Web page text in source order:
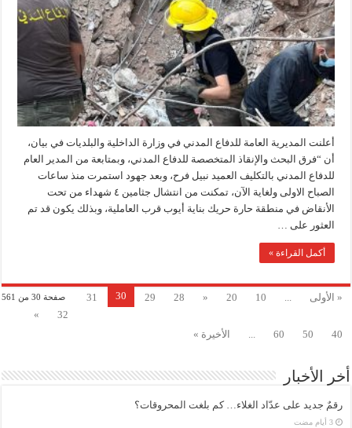
أعلنت المديرية العامة للدفاع المدني في وزارة الداخلية والبلديات في بيان،
أن “فرق البحث والإنقاذ المتخصصة للدفاع المدني، وبمتابعة من المدير العام
للدفاع المدني بالتكليف العميد نبيل فرح، وبعد جهود استمرت منذ ساعات
الصباح الاولى ولغاية الآن، تمكنت من انتشال جثامين ٤ شهداء من تحت
الأنقاض في منطقة حارة حريك بناية أيوب قرب العاملية، وبذلك يكون قد تم
العثور على …
أكمل القراءة »
صفحة 30 من 561 « الأولى ...
10
20
«
28
29
30
31
32
»
40
50
60
... الأخيرة »
أخر الأخبار
رقمٌ جديد على عدّاد الغلاء… كم بلغت المحروقات؟
‏3 أيام مضت